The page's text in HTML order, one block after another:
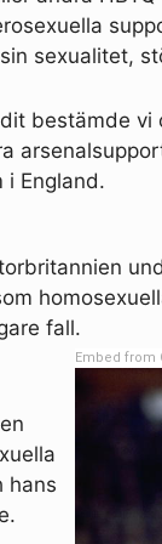
sexualitet,
bestämde vi
i England.
fall.
hans
Embed from